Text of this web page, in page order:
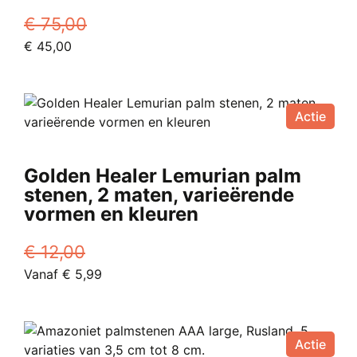
€75,00
Oorspronkelijke
€ 75,00.
€ 45,00
€ 45,00.
Actie
Golden Healer Lemurian palm
stenen, 2 maten, varieërende
vormen en kleuren
€12,00
Oorspronkelijke
€ 12,00.
Vanaf € 5,99
Vanaf
€ 5,99.
heeft
meerdere
Actie